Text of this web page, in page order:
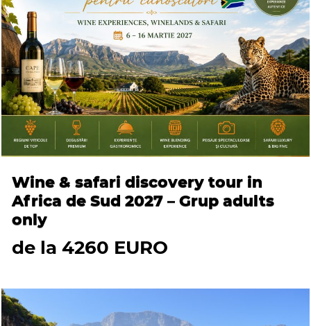
Wine & safari discovery tour in
Africa de Sud 2027 – Grup adults
only
de la 4260 EURO